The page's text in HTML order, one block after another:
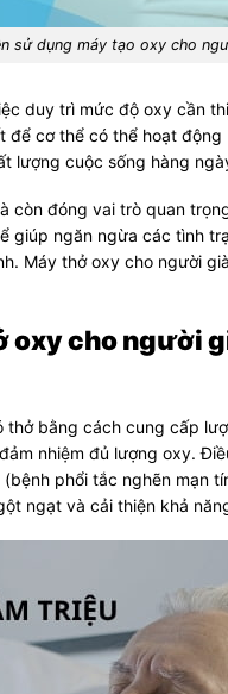
sử dụng máy tạo oxy cho
duy trì mức độ oxy cần
cơ thể có thể hoạt
lượng cuộc sống hàng
còn đóng vai trò quan
giúp ngăn ngừa các tình
Máy thở oxy cho người
oxy cho người
bằng cách cung cấp
nhiệm đủ lượng oxy.
phổi tắc nghẽn mạn
ngạt và cải thiện khả